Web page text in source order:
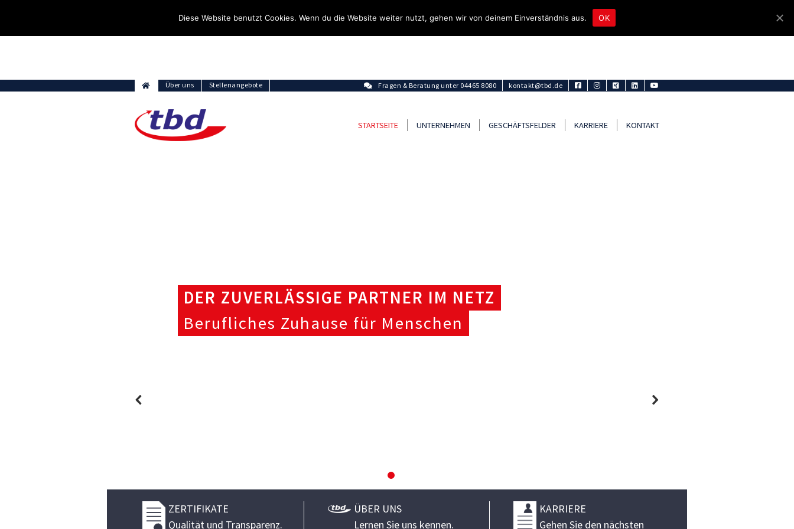
Über uns
Stellenangebote
Fragen & Beratung unter 04465 8080 kontakt@tbd.de
STARTSEITE UNTERNEHMEN GESCHÄFTSFELDER KARRIERE KONTAKT
DER ZUVERLÄSSIGE PARTNER IM NETZ
Berufliches Zuhause für Menschen
ZERTIFIKATE
Qualität und Transparenz.
ÜBER UNS
Lernen Sie uns kennen.
KARRIERE
Gehen Sie den nächsten
Diese Website benutzt Cookies. Wenn du die Website weiter nutzt, gehen wir von deinem Einverständnis aus. OK